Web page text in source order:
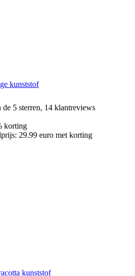
kunststof
5 sterren, 14 klantreviews
korting
29.99 euro met korting
kunststof